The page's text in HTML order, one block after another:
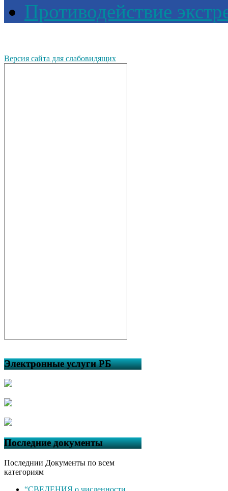
Противодействие
Версия сайта для слабовидящих
Электронные услуги РБ
Последние документы
Последнии Документы по всем
категориям
“СВЕДЕНИЯ о численности